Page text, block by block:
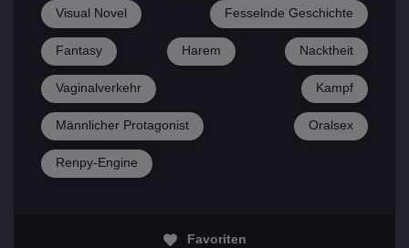
Visual Novel Fesselnde Geschichte
Fantasy Harem Nacktheit
Vaginalverkehr Kampf
Männlicher Protagonist Oralsex
Renpy-Engine
Favoriten